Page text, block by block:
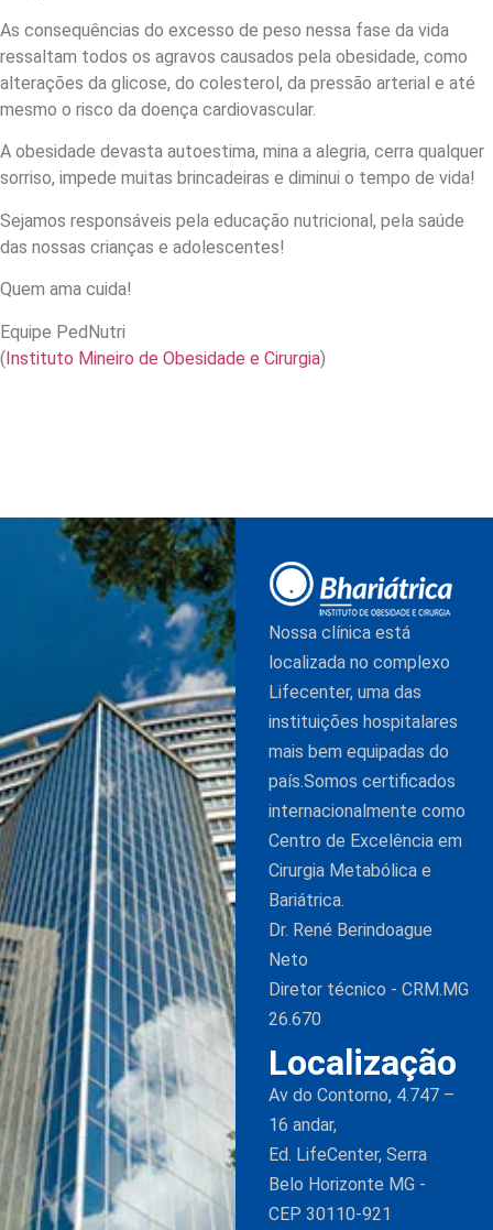
As consequências do excesso de peso nessa fase da vida
ressaltam todos os agravos causados pela obesidade, como
alterações da glicose, do colesterol, da pressão arterial e até
mesmo o risco da doença cardiovascular.
A obesidade devasta autoestima, mina a alegria, cerra qualquer
sorriso, impede muitas brincadeiras e diminui o tempo de vida!
Sejamos responsáveis pela educação nutricional, pela saúde
das nossas crianças e adolescentes!
Quem ama cuida!
Equipe PedNutri
(Instituto Mineiro de Obesidade e Cirurgia)
Nossa clínica está
localizada no complexo
Lifecenter, uma das
instituições hospitalares
mais bem equipadas do
país.Somos certificados
internacionalmente como
Centro de Excelência em
Cirurgia Metabólica e
Bariátrica.
Dr. René Berindoague
Neto
Diretor técnico - CRM.MG
26.670
Localização
Av do Contorno, 4.747 –
16 andar,
Ed. LifeCenter, Serra
Belo Horizonte MG -
CEP 30110-921